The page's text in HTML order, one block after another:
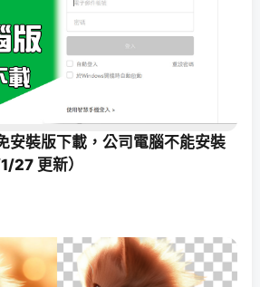
安裝版下載，公司電腦不能安裝
27 更新）